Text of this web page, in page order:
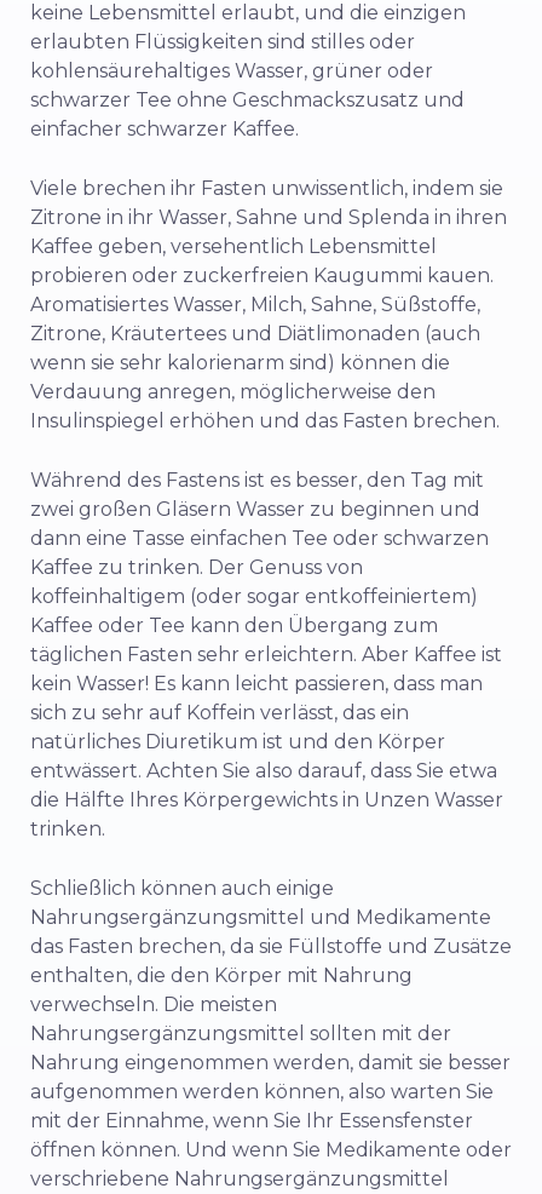
keine Lebensmittel erlaubt, und die einzigen
erlaubten Flüssigkeiten sind stilles oder
kohlensäurehaltiges Wasser, grüner oder
schwarzer Tee ohne Geschmackszusatz und
einfacher schwarzer Kaffee.
Viele brechen ihr Fasten unwissentlich, indem sie
Zitrone in ihr Wasser, Sahne und Splenda in ihren
Kaffee geben, versehentlich Lebensmittel
probieren oder zuckerfreien Kaugummi kauen.
Aromatisiertes Wasser, Milch, Sahne, Süßstoffe,
Zitrone, Kräutertees und Diätlimonaden (auch
wenn sie sehr kalorienarm sind) können die
Verdauung anregen, möglicherweise den
Insulinspiegel erhöhen und das Fasten brechen.
Während des Fastens ist es besser, den Tag mit
zwei großen Gläsern Wasser zu beginnen und
dann eine Tasse einfachen Tee oder schwarzen
Kaffee zu trinken. Der Genuss von
koffeinhaltigem (oder sogar entkoffeiniertem)
Kaffee oder Tee kann den Übergang zum
täglichen Fasten sehr erleichtern. Aber Kaffee ist
kein Wasser! Es kann leicht passieren, dass man
sich zu sehr auf Koffein verlässt, das ein
natürliches Diuretikum ist und den Körper
entwässert. Achten Sie also darauf, dass Sie etwa
die Hälfte Ihres Körpergewichts in Unzen Wasser
trinken.
Schließlich können auch einige
Nahrungsergänzungsmittel und Medikamente
das Fasten brechen, da sie Füllstoffe und Zusätze
enthalten, die den Körper mit Nahrung
verwechseln. Die meisten
Nahrungsergänzungsmittel sollten mit der
Nahrung eingenommen werden, damit sie besser
aufgenommen werden können, also warten Sie
mit der Einnahme, wenn Sie Ihr Essensfenster
öffnen können. Und wenn Sie Medikamente oder
verschriebene Nahrungsergänzungsmittel